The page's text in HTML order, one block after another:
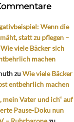
Wenn die
statt zu pflegen –
Wie viele Bäcker sich
machen
zuWie viele Bäcker
entbehrlich machen
mein Vater und ich“ auf
Pause-Doku nun